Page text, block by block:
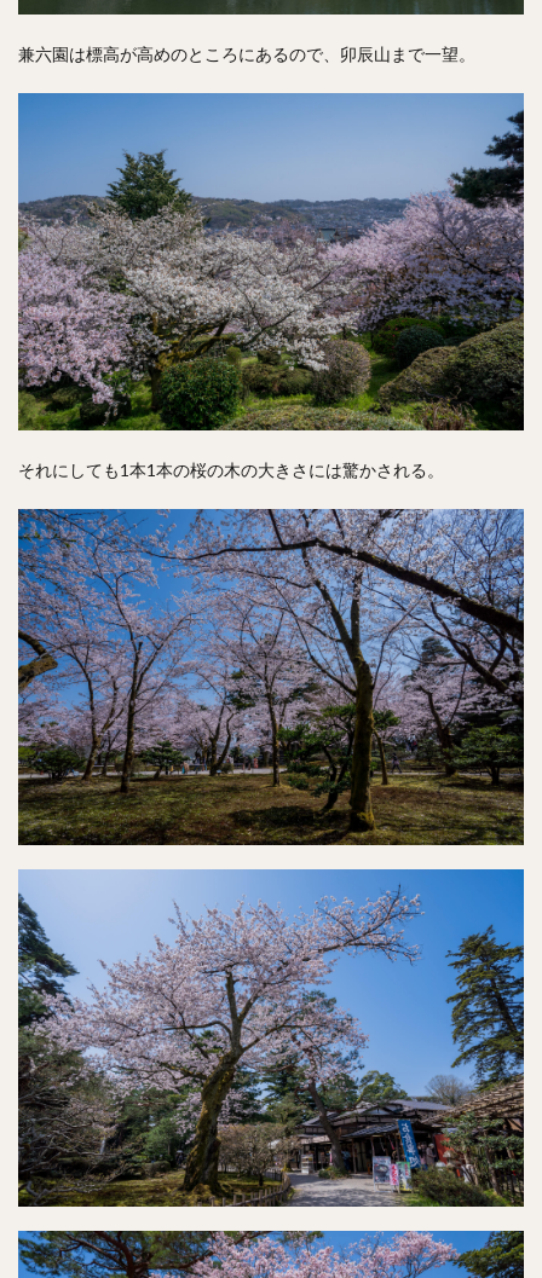
兼六園は標高が高めのところにあるので、卯辰山まで一望。
それにしても1本1本の桜の木の大きさには驚かされる。